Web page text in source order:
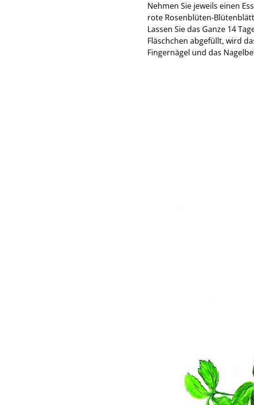
Nehmen Sie jeweils einen
rote Rosenblüten-
Lassen Sie das Ganze 14
Fläschchen abgefüllt, wird
Fingernägel und das